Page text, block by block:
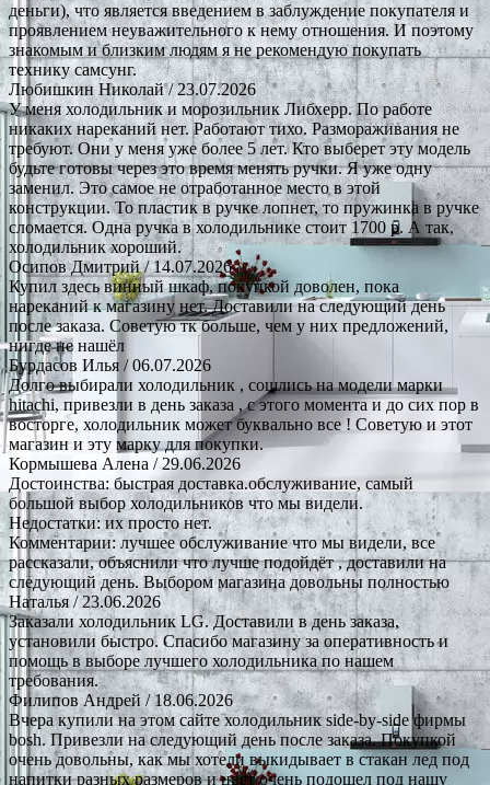
деньги), что является введением в заблуждение покупателя и
проявлением неуважительного к нему отношения. И поэтому
знакомым и близким людям я не рекомендую покупать
технику самсунг.
Любишкин Николай/ 23.07.2026
У меня холодильник и морозильник Либхерр. По работе
никаких нареканий нет. Работают тихо. Размораживания не
требуют. Они у меня уже более 5 лет. Кто выберет эту модель
будьте готовы через это время менять ручки. Я уже одну
заменил. Это самое не отработанное место в этой
конструкции. То пластик в ручке лопнет, то пружинка в ручке
сломается. Одна ручка в холодильнике стоит 1700 р. А так,
холодильник хороший.
Осипов Дмитрий/ 14.07.2026
Купил здесь винный шкаф, покупкой доволен, пока
нареканий к магазину нет. Доставили на следующий день
после заказа. Советую тк больше, чем у них предложений,
нигде не нашёл
Бурдасов Илья / 06.07.2026
Долго выбирали холодильник , сошлись на модели марки
hitachi, привезли в день заказа , с этого момента и до сих пор в
восторге, холодильник может буквально все ! Советую и этот
магазин и эту марку для покупки.
Кормышева Алена / 29.06.2026
Достоинства: быстрая доставка.обслуживание, самый
большой выбор холодильников что мы видели.
Недостатки: их просто нет.
Комментарии: лучшее обслуживание что мы видели, все
рассказали, объяснили что лучше подойдёт , доставили на
следующий день. Выбором магазина довольны полностью
Наталья/ 23.06.2026
Заказали холодильник LG. Доставили в день заказа,
установили быстро. Спасибо магазину за оперативность и
помощь в выборе лучшего холодильника по нашем
требования.
Филипов Андрей / 18.06.2026
Вчера купили на этом сайте холодильник side-by-side фирмы
bosh. Привезли на следующий день после заказа. Покупкой
очень довольны, как мы хотели выкидывает в стакан лед под
напитки разных размеров и цвет очень подошел под нашу